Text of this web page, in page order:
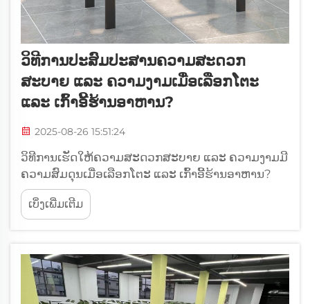
ວິທີການປະສົມປະສານຄວາມສະດວກ
ສະບາຍ ແລະ ຄວາມງາມເມື່ອເລືອກໂຕະ
ແລະ ເກົ້າອີ້ຮ້ານອາຫານ?
2025-08-26 15:51:24
ວິທີການເຮັດໃຫ້ຄວາມສະດວກສະບາຍ ແລະ ຄວາມງາມມີ
ຄວາມສົມດຸນເມື່ອເລືອກໂຕະ ແລະ ເກົ້າອີ້ຮ້ານອາຫານ?
ການນຳສະເໜີຄວາມສະດວກສະບາຍ ແລະ ຄວາມງາມ
ຂອງເຟີນີເຈີຮ້ານອາຫານ ປັດຈຸບັນນີ້ຮ້ານອາຫານບໍ່ໄດ້ເປັນ
ພຽງແຕ່ສະຖານທີ່ຄົນໄປກິນອາຫານເທົ່ານັ້ນ; ມັນຍັງເປັນ
ການ...
ເບິ່ງເພີ່ມເຕີມ